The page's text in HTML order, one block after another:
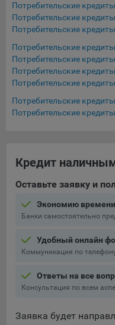
16. Пользователь
имеющимся у него
файлов сookie, на
info@myfin.by
Аналитические
Отключение
определять
Статистические куки
пользователей сайта.
Компании, которым мы
статистических cookies:
Яндекс Метрика –
предоставляемый ООО
конфиденциальности
Google Analytics –
Google Data Protection
Потребительские
Потребительские
Потребительские
Потребительские
Потребительские
Потребительские
Потребительские
Потребительские
Потребительские
Кредит
Оставьте заявку и
Экономию времени
Банки самостоятельно
Удобный онлайн
Коммуникация по
Ответы на все
Консультация по всем
Заявка будет